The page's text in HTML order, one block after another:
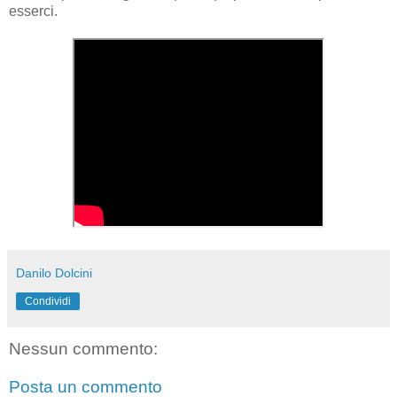
esserci.
Danilo Dolcini
Condividi
Nessun commento:
Posta un commento